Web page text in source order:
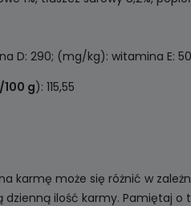
D: 290; (mg/kg): witamina E:
100 g): 115,55
karmę może się różnić w
dzienną ilość karmy. Pamiętaj